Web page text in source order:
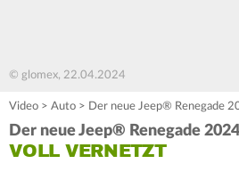
© glomex, 22.04.2024
Video > Auto > Der neue Jeep® Renegade
Der neue Jeep® Renegade 2024
VOLL VERNETZT